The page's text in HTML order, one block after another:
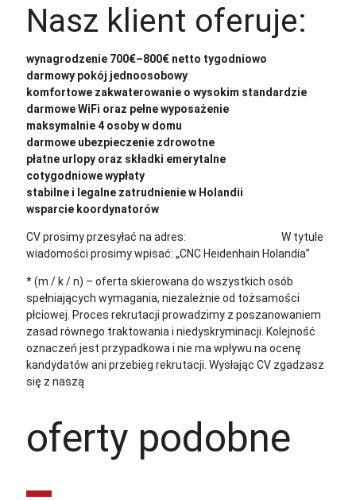
Nasz klient oferuje:
wynagrodzenie 700€–800€ netto tygodniowo
darmowy pokój jednoosobowy
komfortowe zakwaterowanie o wysokim standardzie
darmowe WiFi oraz pełne wyposażenie
maksymalnie 4 osoby w domu
darmowe ubezpieczenie zdrowotne
płatne urlopy oraz składki emerytalne
cotygodniowe wypłaty
stabilne i legalne zatrudnienie w Holandii
wsparcie koordynatorów
CV prosimy przesyłać na adres:
W tytule
wiadomości prosimy wpisać: „CNC Heidenhain Holandia”
* (m / k / n) – oferta skierowana do wszystkich osób
spełniających wymagania, niezależnie od tożsamości
płciowej. Proces rekrutacji prowadzimy z poszanowaniem
zasad równego traktowania i niedyskryminacji. Kolejność
oznaczeń jest przypadkowa i nie ma wpływu na ocenę
kandydatów ani przebieg rekrutacji. Wysłając CV zgadzasz
się z naszą
oferty podobne